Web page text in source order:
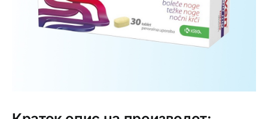
Медицински апрати